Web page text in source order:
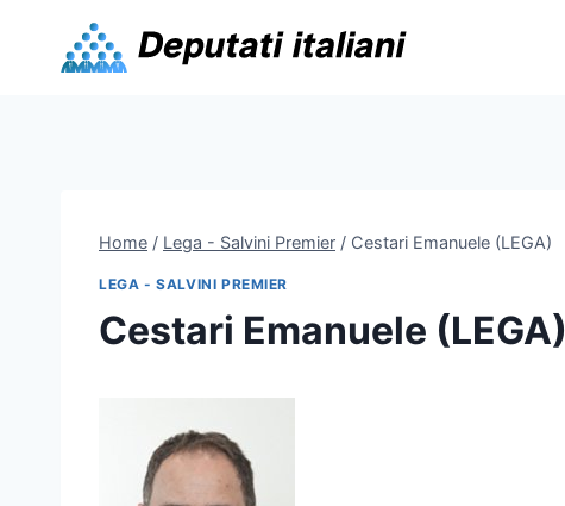
content
Home / Lega - Salvini Premier / Cestari Emanuele (LEGA)
LEGA - SALVINI PREMIER
Cestari Emanuele (LEGA)